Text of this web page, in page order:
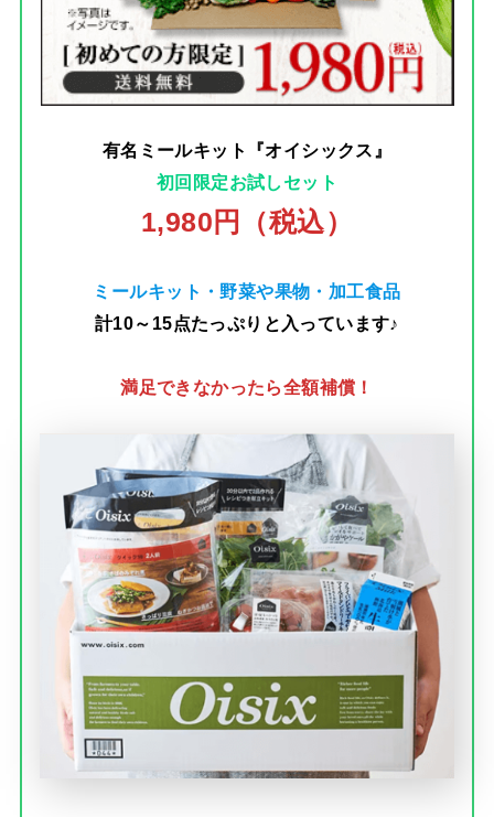
有名ミールキット『オイシックス』
初回限定お試しセット
1,980円（税込）
ミールキット・野菜や果物・加工食品
計10～15点たっぷりと入っています♪
満足できなかったら全額補償！